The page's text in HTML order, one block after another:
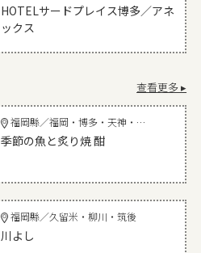
HOTELサードプレイス博多／アネ
ックス
查看更多 ▸
福岡縣／福岡・博多・天神・宗像・太宰府
季節の魚と炙り焼 酣
福岡縣／久留米・柳川・筑後
川よし